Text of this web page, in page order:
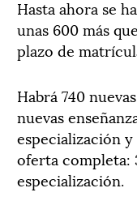
Hasta ahora se
unas 600 más
plazo de
Habrá 740
nuevas
especialización
oferta completa:
especialización.